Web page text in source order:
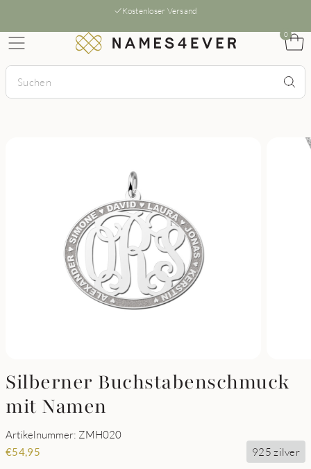
Kostenloser Versand
0
Silberner Buchstabenschmuck
mit Namen
Artikelnummer: ZMH020
€54,95 925 zilver